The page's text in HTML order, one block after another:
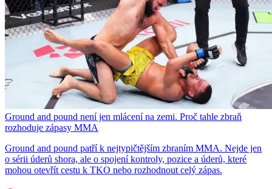
Ground and pound není jen mlácení na zemi. Proč tahle zbraň
rozhoduje zápasy MMA
Ground and pound patří k nejtypičtějším zbraním MMA. Nejde jen
o sérii úderů shora, ale o spojení kontroly, pozice a úderů, které
mohou otevřít cestu k TKO nebo rozhodnout celý zápas.